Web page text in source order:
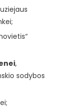
,
sodybos